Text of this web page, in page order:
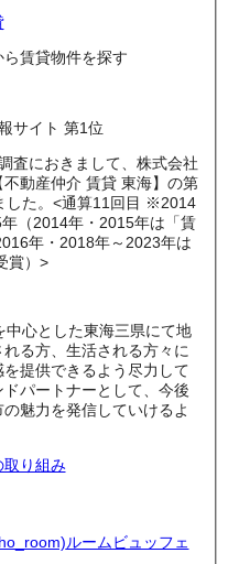
賃貸物件を探す
査におきまして、株式会社
動産仲介 賃貸 東海】の第
した。<通算11回目 ※2014
（2014年・2015年は「賃
年・2018年～2023年は
賞）>
心とした東海三県にて地
る方、生活される方々に
提供できるよう尽力して
パートナーとして、今後
魅力を発信していけるよ
取り組み
ルームビュッフェ